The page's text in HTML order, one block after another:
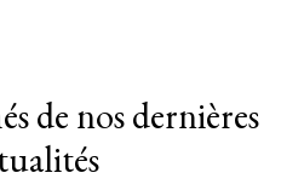
de nos dernières